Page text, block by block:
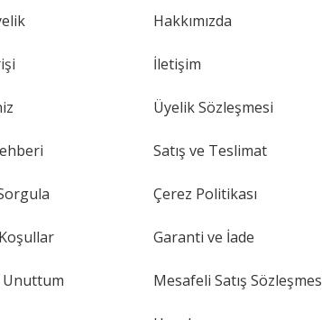
Unuttum
Hakkımızda
İletişim
Üyelik Sözleşmesi
Satış ve Teslimat
Çerez Politikası
Garanti ve İade
Mesafeli Satış